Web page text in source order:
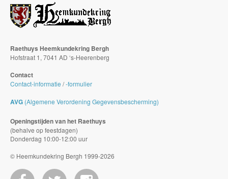
Raethuys Heemkundekring Bergh
Hofstraat 1, 7041 AD ‘s-Heerenberg
Contact
Contact-informatie /-formulier
AVG (Algemene Verordening Gegevensbescherming)
Openingstijden van het Raethuys
(behalve op feestdagen)
Donderdag 10:00-12:00 uur
© Heemkundekring Bergh 1999-2026